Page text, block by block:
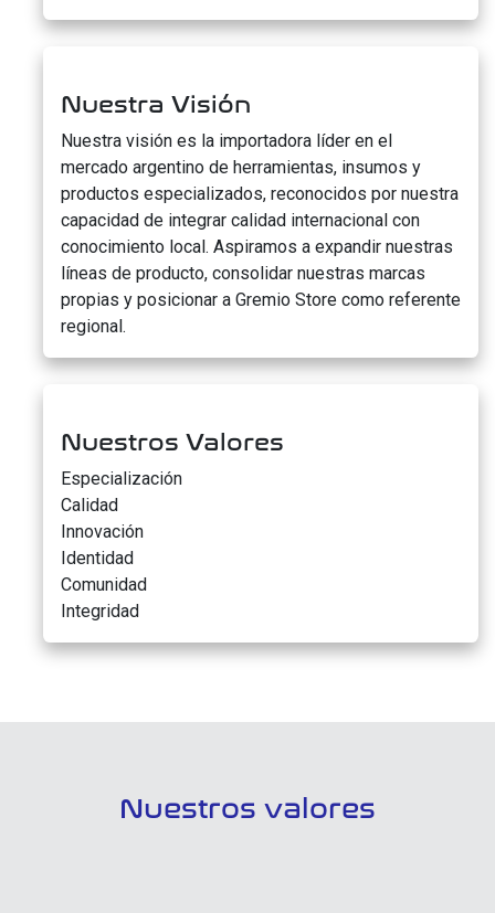
Nuestra Visión
Nuestra visión es la importadora líder en el
mercado argentino de herramientas, insumos y
productos especializados, reconocidos por nuestra
capacidad de integrar calidad internacional con
conocimiento local. Aspiramos a expandir nuestras
líneas de producto, consolidar nuestras marcas
propias y posicionar a Gremio Store como referente
regional.
Nuestros Valores
Especialización
Calidad
Innovación
Identidad
Comunidad
Integridad
Nuestros valores